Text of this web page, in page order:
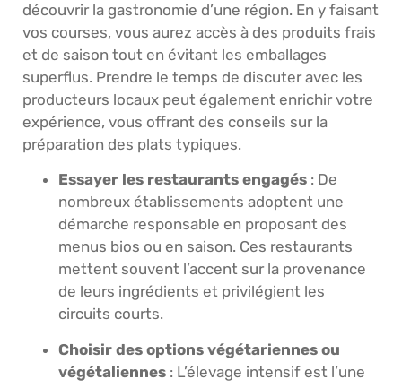
découvrir la gastronomie d’une région. En y faisant
vos courses, vous aurez accès à des produits frais
et de saison tout en évitant les emballages
superflus. Prendre le temps de discuter avec les
producteurs locaux peut également enrichir votre
expérience, vous offrant des conseils sur la
préparation des plats typiques.
Essayer les restaurants engagés : De
nombreux établissements adoptent une
démarche responsable en proposant des
menus bios ou en saison. Ces restaurants
mettent souvent l’accent sur la provenance
de leurs ingrédients et privilégient les
circuits courts.
Choisir des options végétariennes ou
végétaliennes : L’élevage intensif est l’une